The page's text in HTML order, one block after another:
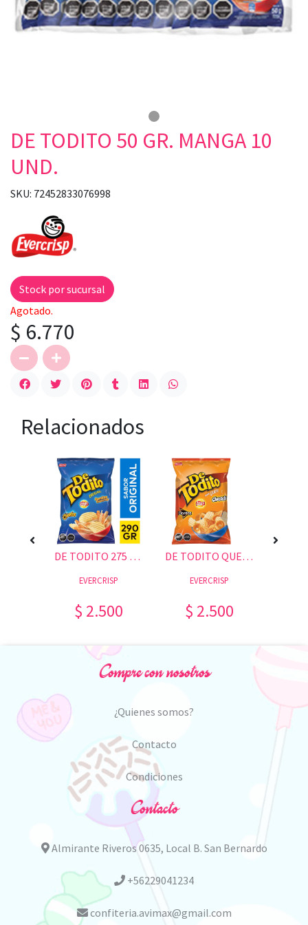
DE TODITO 50 GR. MANGA 10
UND.
SKU: 72452833076998
Stock por sucursal
Agotado.
$ 6.770
Relacionados
DE TODITO 275 GR.
EVERCRISP
$ 2.500
DE TODITO QUESO 275 GR.
EVERCRISP
$ 2.500
Compre con nosotros
¿Quienes somos?
Contacto
Condiciones
Contacto
Almirante Riveros 0635, Local B. San Bernardo
+56229041234
confiteria.avimax@gmail.com